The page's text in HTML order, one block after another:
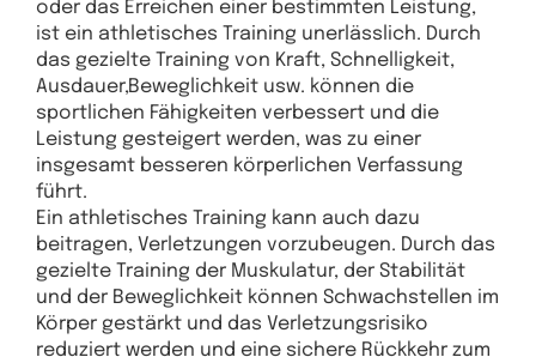
oder das Erreichen einer bestimmten Leistung,
ist ein athletisches Training unerlässlich. Durch
das gezielte Training von Kraft, Schnelligkeit,
Ausdauer,Beweglichkeit usw. können die
sportlichen Fähigkeiten verbessert und die
Leistung gesteigert werden, was zu einer
insgesamt besseren körperlichen Verfassung
führt.
Ein athletisches Training kann auch dazu
beitragen, Verletzungen vorzubeugen. Durch das
gezielte Training der Muskulatur, der Stabilität
und der Beweglichkeit können Schwachstellen im
Körper gestärkt und das Verletzungsrisiko
reduziert werden und eine sichere Rückkehr zum